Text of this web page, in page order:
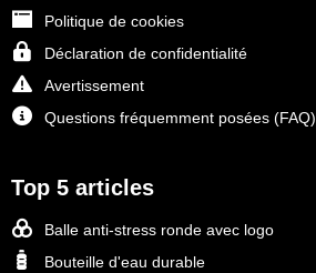
Politique de cookies
Déclaration de confidentialité
Avertissement
Questions fréquemment posées (FAQ)
Top 5 articles
Balle anti-stress ronde avec logo
Bouteille d'eau durable